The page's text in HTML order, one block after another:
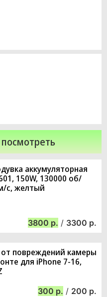
аккумуляторная
150W, 130000 об/
с, желтый
3800 / 3300
повреждений камеры
для iPhone 7-16,
300 / 200